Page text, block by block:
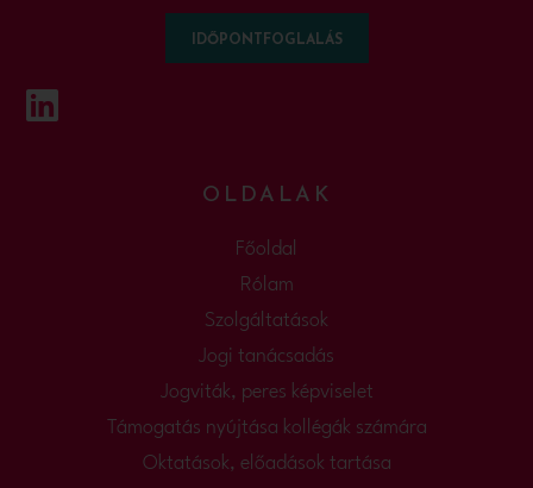
IDŐPONTFOGLALÁS
OLDALAK
Főoldal
Rólam
Szolgáltatások
Jogi tanácsadás
Jogviták, peres képviselet
Támogatás nyújtása kollégák számára
Oktatások, előadások tartása